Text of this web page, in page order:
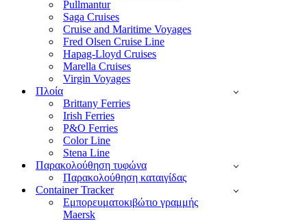
Pullmantur
Saga Cruises
Cruise and Maritime Voyages
Fred Olsen Cruise Line
Hapag-Lloyd Cruises
Marella Cruises
Virgin Voyages
Πλοία
Brittany Ferries
Irish Ferries
P&O Ferries
Color Line
Stena Line
Παρακολούθηση τυφώνα
Παρακολούθηση καταιγίδας
Container Tracker
Εμπορευματοκιβώτιο γραμμής
Maersk